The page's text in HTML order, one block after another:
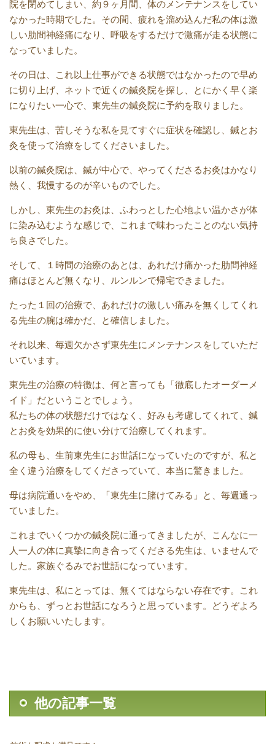
院を閉めてしまい、約９ヶ月間、体のメンテナンスをしてい
なかった時期でした。その間、疲れを溜め込んだ私の体は激
しい肋間神経痛になり、呼吸をするだけで激痛が走る状態に
なっていました。
その日は、これ以上仕事ができる状態ではなかったので早め
に切り上げ、ネットで近くの鍼灸院を探し、とにかく早く楽
になりたい一心で、東先生の鍼灸院に予約を取りました。
東先生は、苦しそうな私を見てすぐに症状を確認し、鍼とお
灸を使って治療をしてくださいました。
以前の鍼灸院は、鍼が中心で、やってくださるお灸はかなり
熱く、我慢するのが辛いものでした。
しかし、東先生のお灸は、ふわっとした心地よい温かさが体
に染み込むような感じで、これまで味わったことのない気持
ち良さでした。
そして、１時間の治療のあとは、あれだけ痛かった肋間神経
痛はほとんど無くなり、ルンルンで帰宅できました。
たった１回の治療で、あれだけの激しい痛みを無くしてくれ
る先生の腕は確かだ、と確信しました。
それ以来、毎週欠かさず東先生にメンテナンスをしていただ
いています。
東先生の治療の特徴は、何と言っても「徹底したオーダーメ
イド」だということでしょう。
私たちの体の状態だけではなく、好みも考慮してくれて、鍼
とお灸を効果的に使い分けて治療してくれます。
私の母も、生前東先生にお世話になっていたのですが、私と
全く違う治療をしてくださっていて、本当に驚きました。
母は病院通いをやめ、「東先生に賭けてみる」と、毎週通っ
ていました。
これまでいくつかの鍼灸院に通ってきましたが、こんなに一
人一人の体に真摯に向き合ってくださる先生は、いませんで
した。家族ぐるみでお世話になっています。
東先生は、私にとっては、無くてはならない存在です。これ
からも、ずっとお世話になろうと思っています。どうぞよろ
しくお願いいたします。
他の記事一覧